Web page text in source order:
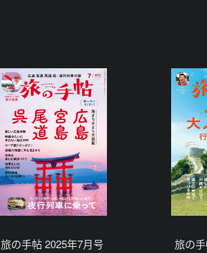
旅の手帖 2025年7月号 旅の